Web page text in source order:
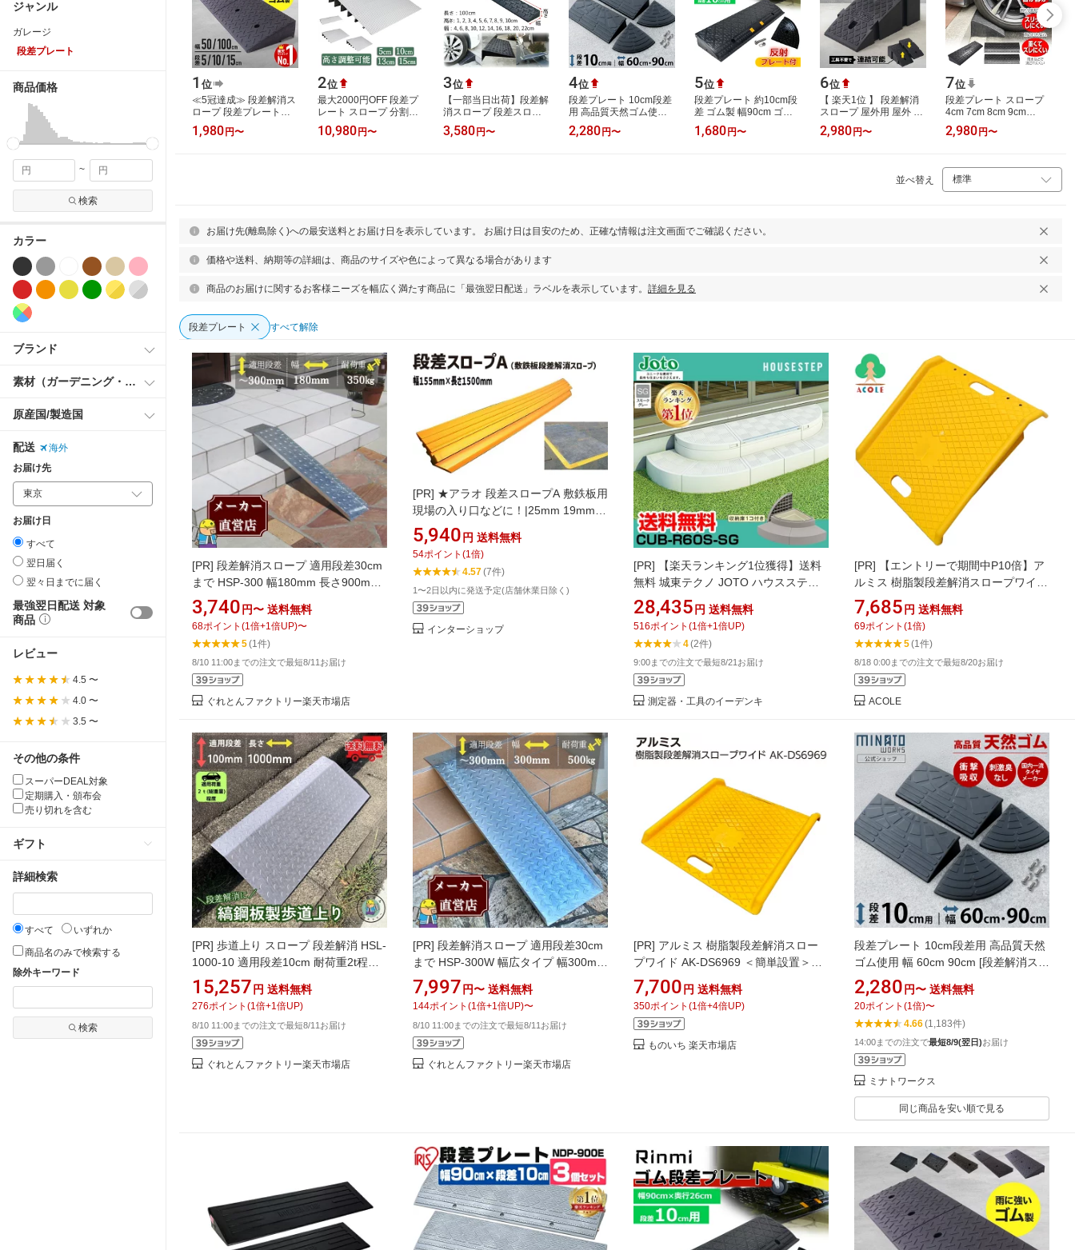
ジャンル
ガレージ
段差プレート
商品価格
~
検索
カラー
ブランド
素材（ガーデニング・DIY用品）
原産国/製造国
配送
海外
お届け先
お届け日
すべて
翌日届く
翌々日までに届く
最強翌日配送 対象
商品
レビュー
4.5 〜
4.0 〜
3.5 〜
その他の条件
スーパーDEAL対象
定期購入・頒布会
売り切れを含む
ギフト
詳細検索
すべて
いずれか
商品名のみで検索する
除外キーワード
検索
1 位
≪5冠達成≫ 段差解消ス
ロープ 段差プレート
5cm 10cm 15cm 幅
50cm 100cm 段差 解消
1,980 円〜
2位
最大2000円OFF 段差プ
レート スロープ 分割式
5cm 10cm 13cm 15cm
段差スロープ 段差解消
10,980 円〜
3位
【一部当日出荷】段差解
消スロープ 段差スロー
プ ゴム 天然ゴム製 丈夫
段差プレート 転倒防止
3,580 円〜
4位
段差プレート 10cm段差
用 高品質天然ゴム使用
幅 60cm 90cm [段差解消
スロープ 段差スロープ
2,280 円〜
5位
段差プレート 約10cm段
差 ゴム製 幅90cm ゴム
段差プレート 段差スロ
ープ スロープ 駐車場 段
1,680 円〜
6位
【 楽天1位 】 段差解消
スロープ 屋外用 屋外 段
差スロープ 車 屋内用 室
内 道路 玄関 段差 解消
2,980 円〜
7位
段差プレート スロープ
4cm 7cm 8cm 9cm
10cm 13cm ゴム 駐車場
段差 車段差 段差解消ス
2,980 円〜
並べ替え
お届け先(離島除く)への最安送料とお届け日を表示しています。 お届け日は目安のため、正確な情報は注文画面でご確認ください。
価格や送料、納期等の詳細は、商品のサイズや色によって異なる場合があります
商品のお届けに関するお客様ニーズを幅広く満たす商品に「最強翌日配送」ラベルを表示しています。 詳細を見る
段差プレート すべて解除
[PR] 段差解消スロープ 適用段差30cm
まで HSP-300 幅180mm 長さ900mm
耐荷重350kg 玄関 車いす ベビーカー1
枚 縞鋼板製 法山本店
3,740 円〜 送料無料
68ポイント (1倍+1倍UP)〜
5(1件)
8/10 11:00までの注文で最短8/11お届け
ぐれとんファクトリー楽天市場店
[PR] ★アラオ 段差スロープA 敷鉄板用
現場の入り口などに！|25mm 19mm
22mm 駐車場 工事用 工事現場 段差解
消スロープ 屋外用 スロープ 段差解消
段差プレート バイク プレート 自転車
転倒防止 車椅子 歩行者
5,940 円 送料無料
54ポイント (1倍)
4.57(7件)
1〜2日以内に発送予定(店舗休業日除く)
インターショップ
[PR]
【楽天ランキング1位獲得】送料
無料 城東テクノ JOTO ハウスステッ
プ Rタイプ CUB-R60S-SG 直送 代
引・他メーカー同梱不可 勝手口 踏台
収納 収納庫付き エクステリア 色：ス
モークグレー SG
28,435 円 送料無料
516ポイント (1倍+1倍UP)
4(2件)
9:00までの注文で最短8/21お届け
測定器・工具のイーデンキ
[PR]
【エントリーで期間中P10倍】ア
ルミス 樹脂製段差解消スロープワイド
AK-DS6969 ALUMIS 有効幅約600mm
有効高さ(約)80〜250mm
7,685 円 送料無料
69ポイント (1倍)
5(1件)
8/18 0:00までの注文で最短8/20お届け
ACOLE
[PR] 歩道上り スロープ 段差解消 HSL-
1000-10 適用段差10cm 耐荷重2t程度
出入口 バリアフリー 1枚 縞鋼板製 法
山本店
15,257 円 送料無料
276ポイント (1倍+1倍UP)
8/10 11:00までの注文で最短8/11お届け
ぐれとんファクトリー楽天市場店
[PR] 段差解消スロープ 適用段差30cm
まで HSP-300W 幅広タイプ 幅300mm
長さ900mm 耐荷重500kg 玄関 車いす
ベビーカー 1枚 縞鋼板製 法山本店
7,997 円〜 送料無料
144ポイント (1倍+1倍UP)〜
8/10 11:00までの注文で最短8/11お届け
ぐれとんファクトリー楽天市場店
[PR] アルミス 樹脂製段差解消スロー
プワイド AK-DS6969 ＜簡単設置＞
【送料無料】
7,700 円 送料無料
350ポイント (1倍+4倍UP)
ものいち 楽天市場店
段差プレート 10cm段差用 高品質天然
ゴム使用 幅 60cm 90cm [段差解消スロ
ープ 段差スロープ 段差 ステップ]
2,280 円〜 送料無料
20ポイント (1倍)〜
4.66(1,183件)
14:00までの注文で最短8/9(翌日)お届け
ミナトワークス
同じ商品を安い順で見る